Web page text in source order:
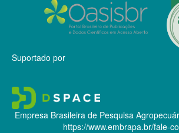
Suportado por
Empresa Brasileira de Pesquisa
https://www.embrapa.br/fale-